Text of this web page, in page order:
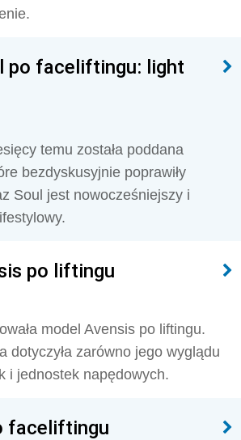
po faceliftingu: light
temu została poddana
bezdyskusyjnie poprawiły
Soul jest nowocześniejszy i
po liftingu
model Avensis po liftingu.
dotyczyła zarówno jego wyglądu
i jednostek napędowych.
faceliftingu